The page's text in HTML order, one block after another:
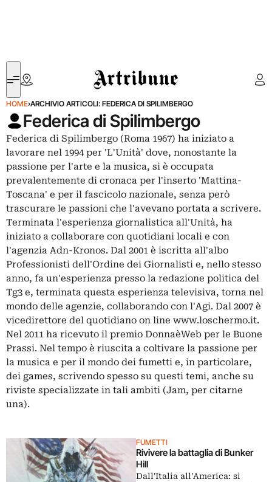
Artribune
HOME›ARCHIVIO ARTICOLI: FEDERICA DI SPILIMBERGO
Federica di Spilimbergo
Federica di Spilimbergo (Roma 1967) ha iniziato a
lavorare nel 1994 per 'L'Unità' dove, nonostante la
passione per l'arte e la musica, si è occupata
prevalentemente di cronaca per l'inserto 'Mattina-
Toscana' e per il fascicolo nazionale, senza però
trascurare le passioni che l'avevano portata a scrivere.
Terminata l'esperienza giornalistica all'Unità, ha
iniziato a collaborare con quotidiani locali e con
l'agenzia Adn-Kronos. Dal 2001 è iscritta all'albo
Professionisti dell'Ordine dei Giornalisti e, nello stesso
anno, fa un'esperienza presso la redazione politica del
Tg3 e, terminata questa esperienza televisiva, torna nel
mondo delle agenzie, collaborando con l'Agi. Dal 2007 è
vicedirettore del quotidiano on line www.loschermo.it.
Nel 2011 ha ricevuto il premio DonnaèWeb per le Buone
Prassi. Nel tempo è riuscita a coltivare la passione per
la musica e per il mondo dei fumetti e, in particolare,
dei games, scrivendo spesso su questi temi, anche su
riviste specializzate in tali ambiti (Jam, per citarne
una).
FUMETTI
Rivivere la battaglia di Bunker
Hill
Dall'Italia all'America: si